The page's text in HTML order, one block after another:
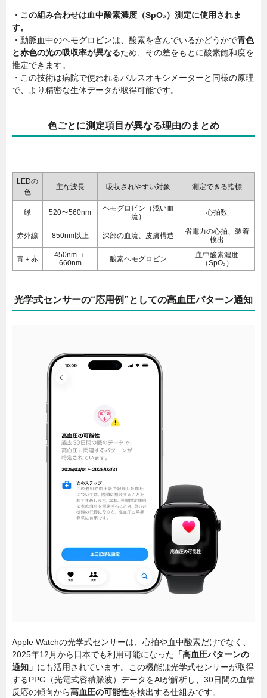
・ この組み合わせは血中酸素濃度（SpO₂）測定に使用されま
す。
・動脈血中のヘモグロビンは、酸素を含んでいるかどうかで青色
と赤色の光の吸収率が異なるため、その差をもとに酸素飽和度を
推定できます。
・この技術は病院で使われるパルスオキシメーターと同様の原理
で、より精密な生体データが取得可能です。
色ごとに測定項目が異なる理由のまとめ
LEDの
色
主な波長 吸収されやすい対象 測定できる指標
緑 520〜560nm
ヘモグロビン（浅い血
流）
心拍数
赤外線 850nm以上 深部の血流、皮膚構造
省電力の心拍、装着
検出
青＋赤
450nm ＋
660nm
酸素ヘモグロビン
血中酸素濃度
（SpO₂）
光学式センサーの“応用例”としての高血圧パターン通知
Apple Watchの光学式センサーは、心拍や血中酸素だけでなく、
2025年12月から日本でも利用可能になった 「高血圧パターンの
通知」 にも活用されています。この機能は光学式センサーが取得
するPPG（光電式容積脈波）データをAIが解析し、30日間の血管
反応の傾向から高血圧の可能性を検出する仕組みです。